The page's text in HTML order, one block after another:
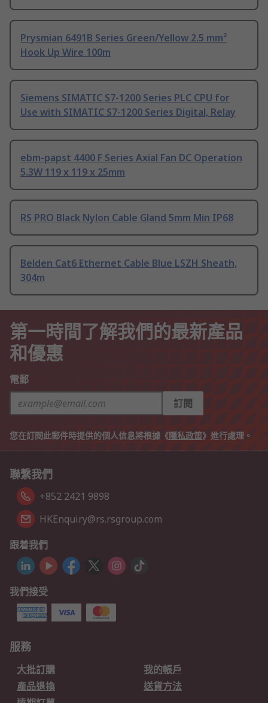
Prysmian 6491B Series Green/Yellow 2.5 mm²
Hook Up Wire 100m
Siemens SIMATIC S7-1200 Series PLC CPU for
Use with SIMATIC S7-1200 Series Digital, Relay
ebm-papst 4400 F Series Axial Fan DC Operation
5.3W 119 x 119 x 25mm
RS PRO Black Nylon Cable Gland 5mm Min IP68
Belden Cat6 Ethernet Cable Blue LSZH Sheath,
304m
第一時間了解我們的最新產品
和優惠
電郵
訂閱
您在訂閱此郵件時提供的個人信息將根據《隱私政策》進行處理。
聯繫我們
+852 2421 9898
HKEnquiry@rs.rsgroup.com
跟着我們
我們接受
服務
大批訂購
我的帳戶
產品退換
送貨方法